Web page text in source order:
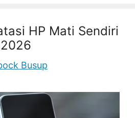
HP Mati Sendiri
Busup